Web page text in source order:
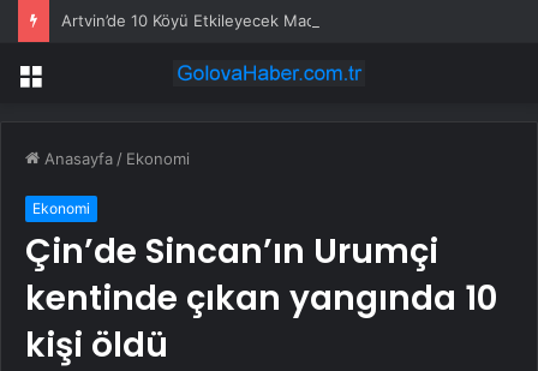
Menü
Anasayfa / Ekonomi
Ekonomi
Çin’de Sincan’ın Urumçi
kentinde çıkan yangında 10
kişi öldü